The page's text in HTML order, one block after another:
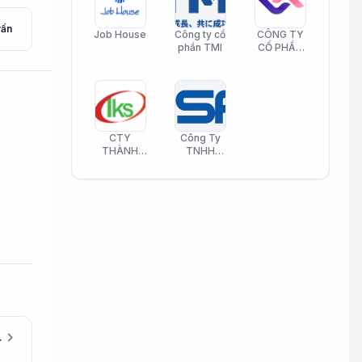
đào tạo) chevron_right
Job House
Công ty cổ
phần TMI
CÔNG TY
CỔ PHẦN
CTY
THÀNH
PHAMATECH
Công Ty
TNHH
Phần Mềm